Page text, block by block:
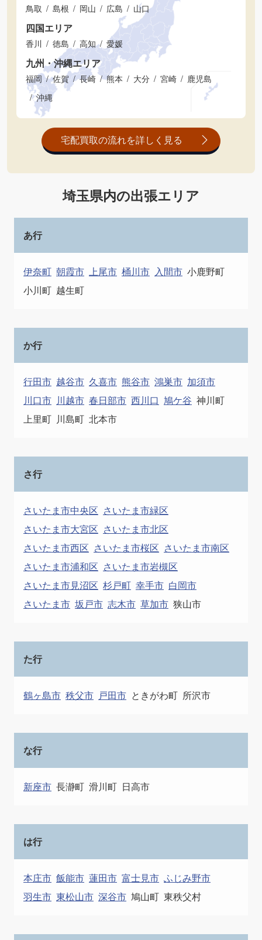
鳥取 島根 岡山 広島 山口
四国エリア
香川 徳島 高知 愛媛
九州・沖縄エリア
福岡 佐賀 長崎 熊本 大分 宮崎
鹿児島
沖縄
宅配買取の流れを詳しく見る
埼玉県内の出張エリア
あ行
伊奈町 朝霞市 上尾市 桶川市 入間市 小鹿野町
小川町 越生町
か行
行田市 越谷市 久喜市 熊谷市 鴻巣市 加須市
川口市 川越市 春日部市 西川口 鳩ケ谷 神川町
上里町 川島町 北本市
さ行
さいたま市中央区 さいたま市緑区
さいたま市大宮区 さいたま市北区
さいたま市西区 さいたま市桜区 さいたま市南区
さいたま市浦和区 さいたま市岩槻区
さいたま市見沼区 杉戸町 幸手市 白岡市
さいたま市 坂戸市 志木市 草加市 狭山市
た行
鶴ヶ島市 秩父市 戸田市 ときがわ町 所沢市
な行
新座市 長瀞町 滑川町 日高市
は行
本庄市 飯能市 蓮田市 富士見市 ふじみ野市
羽生市 東松山市 深谷市 鳩山町 東秩父村